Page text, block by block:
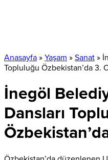
Anasayfa » Yaşam » Sanat »
Topluluğu Özbekistan’da 3.
İnegöl
Dansları